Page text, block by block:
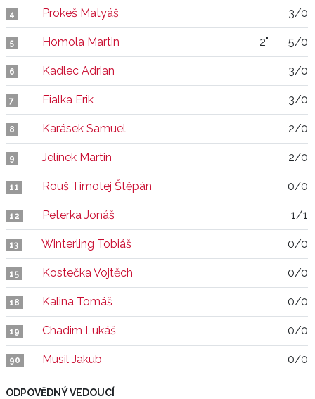
4 Prokeš Matyáš 3/0
5 Homola Martin 2" 5/0
6 Kadlec Adrian 3/0
7 Fialka Erik 3/0
8 Karásek Samuel 2/0
9 Jelínek Martin 2/0
11 Rouš Timotej Štěpán 0/0
12 Peterka Jonáš 1/1
13 Winterling Tobiáš 0/0
15 Kostečka Vojtěch 0/0
18 Kalina Tomáš 0/0
19 Chadim Lukáš 0/0
90 Musil Jakub 0/0
ODPOVĚDNÝ VEDOUCÍ